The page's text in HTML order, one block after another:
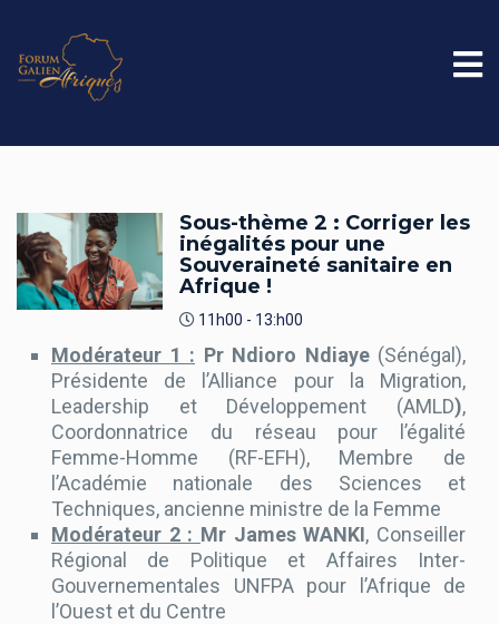
Sous-thème 2 : Corriger les
inégalités pour une
Souveraineté sanitaire en
Afrique !
11h00 - 13:h00
Modérateur 1 : Pr Ndioro Ndiaye(Sénégal),
Présidente de l’Alliance pour la Migration,
Leadership et Développement (AMLD),
Coordonnatrice du réseau pour l’égalité
Femme-Homme (RF-EFH), Membre de
l’Académie nationale des Sciences et
Techniques, ancienne ministre de la Femme
Modérateur 2 : Mr James WANKI, Conseiller
Régional de Politique et Affaires Inter-
Gouvernementales UNFPA pour l’Afrique de
l’Ouest et du Centre